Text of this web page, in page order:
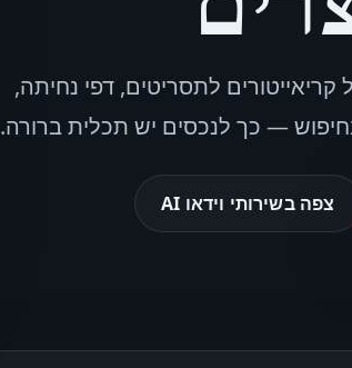
לתסריטים, דפי נחיתה,
בחיפוש — כך לנכסים יש תכלית ברורה.
צפה בשירותי וידאו AI